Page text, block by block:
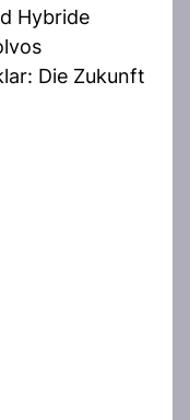
Hybride
Die Zukunft